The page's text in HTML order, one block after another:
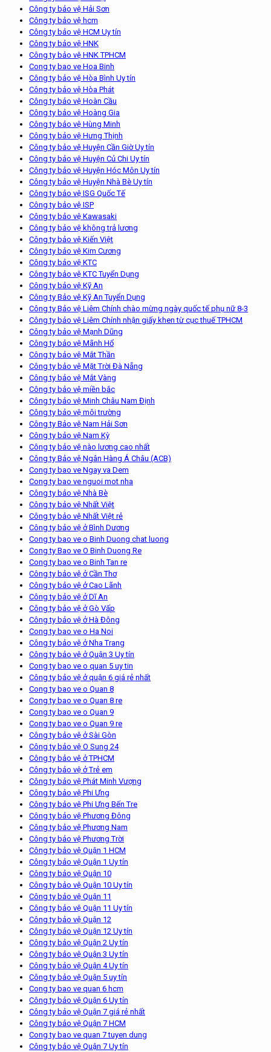
Công ty bảo vệ Hải Sơn
Công ty bảo vệ hcm
Công ty bảo vệ HCM Uy tín
Công ty bảo vệ HNK
Công ty bảo vệ HNK TPHCM
Cong ty bao ve Hoa Binh
Công ty bảo vệ Hòa Bình Uy tín
Công ty bảo vệ Hòa Phát
Công ty bảo vệ Hoàn Cầu
Công ty bảo vệ Hoàng Gia
Công ty bảo vệ Hùng Minh
Công ty bảo vệ Hưng Thịnh
Công ty bảo vệ Huyện Cần Giờ Uy tín
Công ty bảo vệ Huyện Củ Chi Uy tín
Công ty bảo vệ Huyện Hóc Môn Uy tín
Công ty bảo vệ Huyện Nhà Bè Uy tín
Công ty bảo vệ ISG Quốc Tế
Công ty bảo vệ ISP
Công ty bảo vệ Kawasaki
Công ty bảo vệ không trả lương
Công ty bảo vệ Kiến Việt
Công ty bảo vệ Kim Cương
Công ty bảo vệ KTC
Công ty bảo vệ KTC Tuyển Dụng
Công ty bảo vệ Kỹ An
Công ty Bảo vệ Kỹ An Tuyển Dụng
Công ty Bảo vệ Liêm Chính chào mừng ngày quốc tế phụ nữ 8-3
Công ty bảo vệ Liêm Chính nhận giấy khen từ cục thuế TPHCM
Công ty bảo vệ Mạnh Dũng
Công ty bảo vệ Mãnh Hổ
Công ty bảo vệ Mắt Thần
Công ty bảo vệ Mặt Trời Đà Nẵng
Công ty bảo vệ Mắt Vàng
Công ty bảo vệ miền bắc
Công ty bảo vệ Minh Châu Nam Định
Công ty bảo vệ môi trường
Công ty Bảo vệ Nam Hải Sơn
Công ty bảo vệ Nam Kỳ
Công ty bảo vệ nào lương cao nhất
Công ty Bảo vệ Ngân Hàng Á Châu (ACB)
Cong ty bao ve Ngay va Dem
Cong ty bao ve nguoi mot nha
Công ty bảo vệ Nhà Bè
Công ty bảo vệ Nhất Việt
Công ty bảo vệ Nhất Việt rẻ
Công ty bảo vệ ở Bình Dương
Cong ty bao ve o Binh Duong chat luong
Cong ty Bao ve O Binh Duong Re
Cong ty bao ve o Binh Tan re
Công ty bảo vệ ở Cần Thơ
Công ty bảo vệ ở Cao Lãnh
Công ty bảo vệ ở Dĩ An
Công ty bảo vệ ở Gò Vấp
Công ty bảo vệ ở Hà Đông
Cong ty bao ve o Ha Noi
Công ty bảo vệ ở Nha Trang
Công ty bảo vệ ở Quận 3 Uy tín
Cong ty bao ve o quan 5 uy tin
Công ty bảo vệ ở quận 6 giá rẻ nhất
Cong ty bao ve o Quan 8
Cong ty bao ve o Quan 8 re
Cong ty bao ve o Quan 9
Cong ty bao ve o Quan 9 re
Công ty bảo vệ ở Sài Gòn
Công ty bảo vệ O Sung 24
Công ty bảo vệ ở TPHCM
Công ty bảo vệ ở Trẻ em
Công ty bảo vệ Phát Minh Vượng
Công ty bảo vệ Phi Ưng
Công ty bảo vệ Phi Ưng Bến Tre
Công ty bảo vệ Phương Đông
Công ty bảo vệ Phương Nam
Công ty bảo vệ Phương Trời
Công ty bảo vệ Quận 1 HCM
Công ty bảo vệ Quận 1 Uy tín
Công ty bảo vệ Quận 10
Công ty bảo vệ Quận 10 Uy tín
Công ty bảo vệ Quận 11
Công ty bảo vệ Quận 11 Uy tín
Công ty bảo vệ Quận 12
Công ty bảo vệ Quận 12 Uy tín
Công ty bảo vệ Quận 2 Uy tín
Công ty bảo vệ Quận 3 Uy tín
Công ty bảo vệ Quận 4 Uy tín
Công ty bảo vệ Quận 5 uy tín
Cong ty bao ve quan 6 hcm
Công ty bảo vệ Quận 6 Uy tín
Công ty bảo vệ Quận 7 giá rẻ nhất
Công ty bảo vệ Quận 7 HCM
Cong ty bao ve quan 7 tuyen dung
Công ty bảo vệ Quận 7 Uy tín